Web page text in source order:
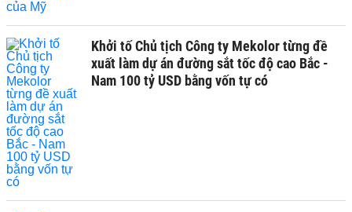
Khởi tố Chủ tịch Công ty Mekolor từng đề
xuất làm dự án đường sắt tốc độ cao Bắc -
Nam 100 tỷ USD bằng vốn tự có